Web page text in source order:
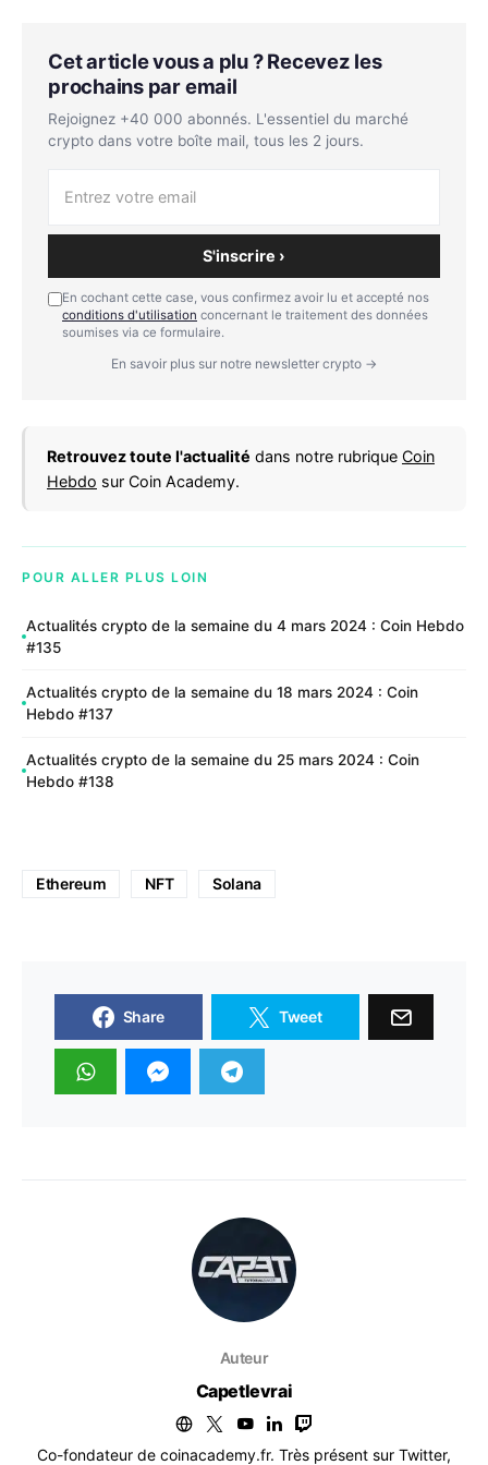
Cet article vous a plu ? Recevez les
prochains par email
Rejoignez +40 000 abonnés. L'essentiel du marché
crypto dans votre boîte mail, tous les 2 jours.
S'inscrire ›
En cochant cette case, vous confirmez avoir lu et accepté nos
conditions d'utilisation concernant le traitement des données
soumises via ce formulaire.
En savoir plus sur notre newsletter crypto →
Retrouvez toute l'actualité dans notre rubrique Coin
Hebdo sur Coin Academy.
POUR ALLER PLUS LOIN
Actualités crypto de la semaine du 4 mars 2024 : Coin Hebdo
#135
Actualités crypto de la semaine du 18 mars 2024 : Coin
Hebdo #137
Actualités crypto de la semaine du 25 mars 2024 : Coin
Hebdo #138
Ethereum NFT Solana
Share Tweet
Auteur
Capetlevrai
Co-fondateur de coinacademy.fr. Très présent sur Twitter,